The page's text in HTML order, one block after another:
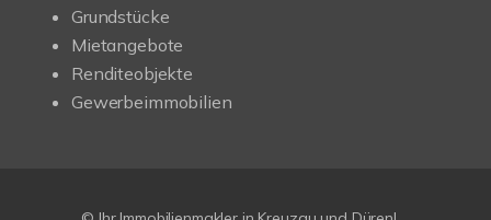
Grundstücke
Mietangebote
Renditeobjekte
Gewerbeimmobilien